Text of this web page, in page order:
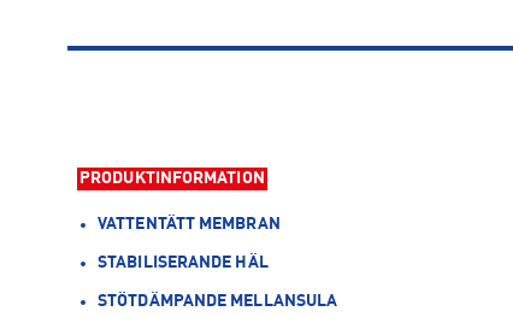
PRODUKTINFORMATION
VATTENTÄTT MEMBRAN
STABILISERANDE HÄL
STÖTDÄMPANDE MELLANSULA